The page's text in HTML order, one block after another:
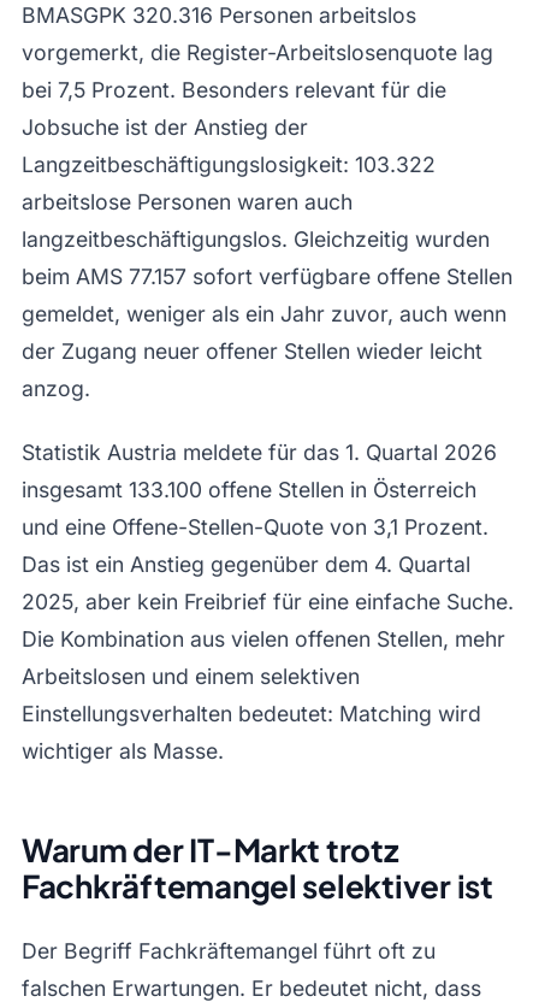
BMASGPK 320.316 Personen arbeitslos
vorgemerkt, die Register-Arbeitslosenquote lag
bei 7,5 Prozent. Besonders relevant für die
Jobsuche ist der Anstieg der
Langzeitbeschäftigungslosigkeit: 103.322
arbeitslose Personen waren auch
langzeitbeschäftigungslos. Gleichzeitig wurden
beim AMS 77.157 sofort verfügbare offene Stellen
gemeldet, weniger als ein Jahr zuvor, auch wenn
der Zugang neuer offener Stellen wieder leicht
anzog.
Statistik Austria meldete für das 1. Quartal 2026
insgesamt 133.100 offene Stellen in Österreich
und eine Offene-Stellen-Quote von 3,1 Prozent.
Das ist ein Anstieg gegenüber dem 4. Quartal
2025, aber kein Freibrief für eine einfache Suche.
Die Kombination aus vielen offenen Stellen, mehr
Arbeitslosen und einem selektiven
Einstellungsverhalten bedeutet: Matching wird
wichtiger als Masse.
Warum der IT-Markt trotz
Fachkräftemangel selektiver ist
Der Begriff Fachkräftemangel führt oft zu
falschen Erwartungen. Er bedeutet nicht, dass